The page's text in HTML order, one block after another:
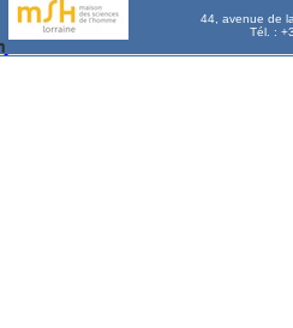
44, avenue de
Tél. :